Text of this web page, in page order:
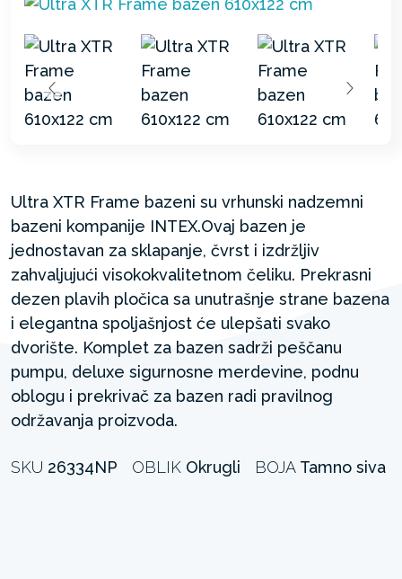
Ultra XTR Frame bazeni su vrhunski nadzemni
bazeni kompanije INTEX.Ovaj bazen je
jednostavan za sklapanje, čvrst i izdržljiv
zahvaljujući visokokvalitetnom čeliku. Prekrasni
dezen plavih pločica sa unutrašnje strane bazena
i elegantna spoljašnjost će ulepšati svako
dvorište. Komplet za bazen sadrži peščanu
pumpu, deluxe sigurnosne merdevine, podnu
oblogu i prekrivač za bazen radi pravilnog
održavanja proizvoda.
SKU 26334NP OBLIK Okrugli BOJA Tamno siva